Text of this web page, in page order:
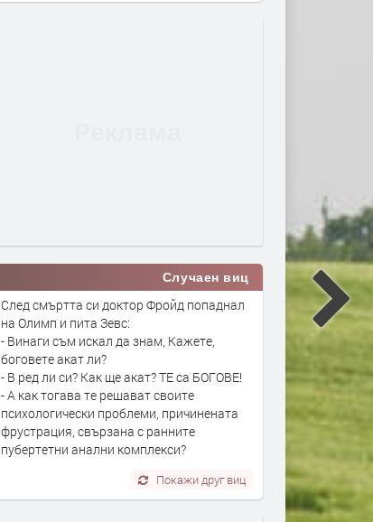
Случаен виц
След смъртта си доктор Фройд попаднал
на Олимп и пита Зевс:
- Винаги съм искал да знам, Кажете,
боговете акат ли?
- В ред ли си? Как ще акат? ТЕ са БОГОВЕ!
- А как тогава те решават своите
психологически проблеми, причинената
фрустрация, свързана с ранните
пубертетни анални комплекси?
Покажи друг виц